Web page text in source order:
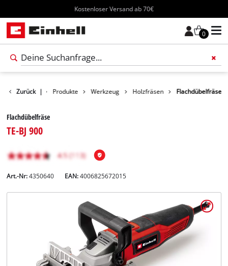
Kostenloser Versand ab 70€
0
Deutsch
Zurück | Produkte Werkzeug Holzfräsen Flachdübelfräse
Flachdübelfräse
TE-BJ 900
Art.-Nr: 4350640 EAN:4006825672015